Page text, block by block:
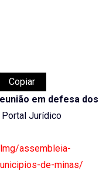
Copiar
em defesa dos
Jurídico
assembleia-
de-minas/